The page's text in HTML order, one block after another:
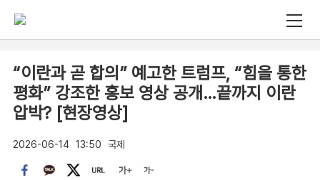
“이란과 곧 합의” 예고한 트럼프, “힘을 통한
평화” 강조한 홍보 영상 공개…끝까지 이란
압박? [현장영상]
2026-06-14 13:50 국제